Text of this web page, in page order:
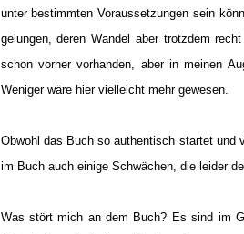
unter bestimmten Voraussetzungen sein
gelungen, deren Wandel aber trotzdem
schon vorher vorhanden, aber in meinen
Weniger wäre hier vielleicht mehr gewesen.
Obwohl das Buch so authentisch startet und
im Buch auch einige Schwächen, die leider
Was stört mich an dem Buch? Es sind im